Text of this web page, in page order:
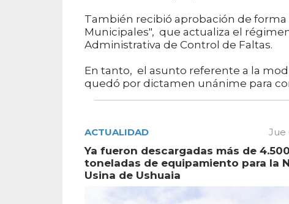
También recibió aprobación de
Municipales", que actualiza el
Administrativa de Control de Faltas.
En tanto, el asunto referente a la
quedó por dictamen unánime para
ACTUALIDAD Jue
Ya fueron descargadas más de 4.500
toneladas de equipamiento para la
Usina de Ushuaia